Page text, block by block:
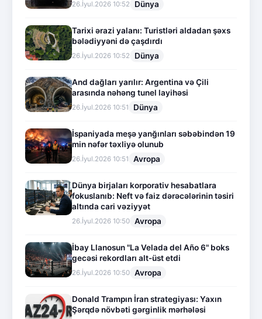
26.İyul.2026 10:52 Dünya
Tarixi ərazi yalanı: Turistləri aldadan şəxs
bələdiyyəni də çaşdırdı
26.İyul.2026 10:52 Dünya
And dağları yarılır: Argentina və Çili
arasında nəhəng tunel layihəsi
26.İyul.2026 10:51 Dünya
İspaniyada meşə yanğınları səbəbindən 19
min nəfər təxliyə olunub
26.İyul.2026 10:51 Avropa
Dünya birjaları korporativ hesabatlara
fokuslanıb: Neft və faiz dərəcələrinin təsiri
altında cari vəziyyət
26.İyul.2026 10:50 Avropa
İbay Llanosun "La Velada del Año 6" boks
gecəsi rekordları alt-üst etdi
26.İyul.2026 10:50 Avropa
Donald Trampın İran strategiyası: Yaxın
Şərqdə növbəti gərginlik mərhələsi